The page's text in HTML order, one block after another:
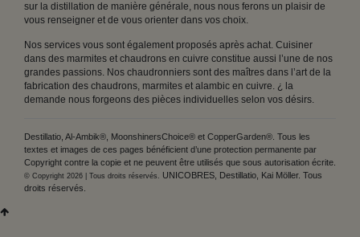
sur la distillation de manière générale, nous nous ferons un plaisir de
vous renseigner et de vous orienter dans vos choix.
Nos services vous sont également proposés après achat. Cuisiner
dans des marmites et chaudrons en cuivre constitue aussi l’une de nos
grandes passions. Nos chaudronniers sont des maîtres dans l’art de la
fabrication des chaudrons, marmites et alambic en cuivre. ¿ la
demande nous forgeons des pièces individuelles selon vos désirs.
Destillatio, Al-Ambik®, MoonshinersChoice® et CopperGarden®. Tous les
textes et images de ces pages bénéficient d’une protection permanente par
Copyright contre la copie et ne peuvent être utilisés que sous autorisation écrite.
© Copyright 2026 | Tous droits réservés. UNICOBRES, Destillatio, Kai Möller. Tous
droits réservés.